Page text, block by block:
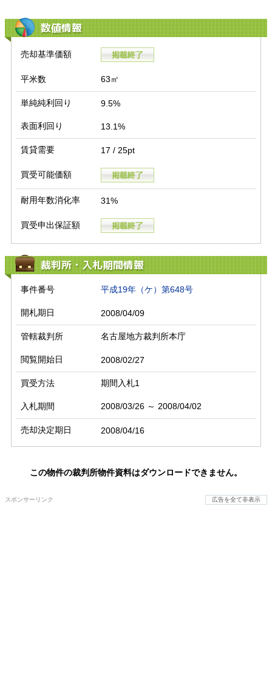
数値情報
売却基準価額
平米数 63㎡
単純純利回り 9.5%
表面利回り 13.1%
賃貸需要 17 / 25pt
買受可能価額
耐用年数消化率 31%
買受申出保証額
裁判所・入札期間情報
事件番号 平成19年（ケ）第648号
開札期日 2008/04/09
管轄裁判所 名古屋地方裁判所本庁
閲覧開始日 2008/02/27
買受方法 期間入札1
入札期間 2008/03/26 ～ 2008/04/02
売却決定期日 2008/04/16
この物件の裁判所物件資料はダウンロードできません。
スポンサーリンク 広告を全て非表示